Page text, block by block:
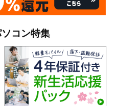
コン特集